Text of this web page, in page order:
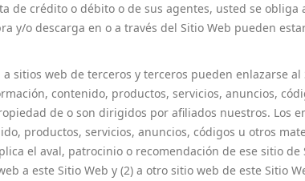
crédito o débito o de sus agentes, usted se
y/o descarga en o a través del Sitio Web pueden
sitios web de terceros y terceros pueden enlazarse
contenido, productos, servicios, anuncios,
de o son dirigidos por afiliados nuestros. Los
productos, servicios, anuncios, códigos u otros
el aval, patrocinio o recomendación de ese sitio
a este Sitio Web y (2) a otro sitio web de este Sitio